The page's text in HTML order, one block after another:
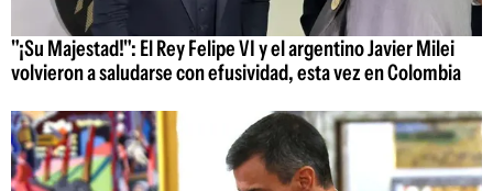
"¡Su Majestad!": El Rey Felipe VI y el argentino Javier Milei
volvieron a saludarse con efusividad, esta vez en Colombia